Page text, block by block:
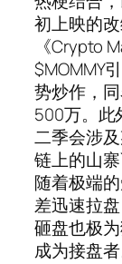
初上映的
《Crypto
$MOMMY
势炒作，
500万。此
二季会涉
链上的山
随着极端
差迅速拉
砸盘也极
成为接盘者